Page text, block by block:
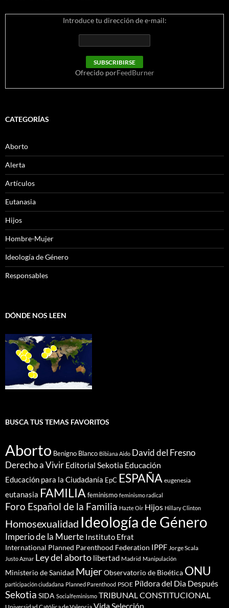
Introduce tu dirección de e-mail:
Ofrecido porFeedBurner
CATEGORÍAS
Aborto
Alerta
Artículos
Eutanasia
Hijos
Hombre-Mujer
Ideología de Género
Responsables
DÓNDE NOS LEEN
BUSCA TUS TEMAS FAVORITOS
Aborto Benigno Blanco Bibiana Aido David del Fresno
Derecho a Vivir Editorial Sekotia Educación
Educación para la Ciudadanía EpC ESPAÑA eugenesia
eutanasia FAMILIA feminismo feminismo radical
Foro Español de la Familia Hazte Oir Hijos Hillary Clinton
Homosexualidad Ideología de Género
Imperio de la Muerte Instituto Efrat
International Planned Parenthood Federation IPPF Jorge Scala
Justo Aznar Ley del aborto libertad Madrid Manipulación
Ministerio de Sanidad MujerObservatorio de Bioética ONU
participación ciudadana Planned Parenthood PSOE Píldora del Dia Después
Sekotia SIDA Socialfeminismo TRIBUNAL CONSTITUCIONAL
Vida Selección